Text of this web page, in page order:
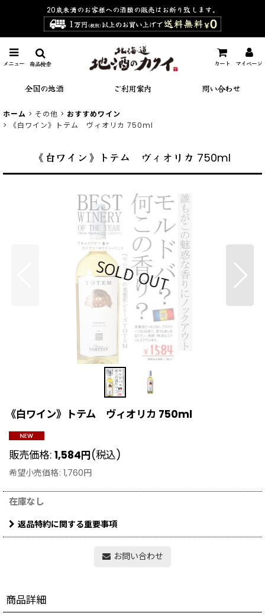
20歳未満のお客様への酒類の販売は お断り致します。
メニュー カート マイページ
全国の地酒 ご利用案内 問い合わせ
商品検索
ホーム > その他 > おすすめワイン
>
《白ワイン》トテム ヴィオリカ 750ml
《白ワイン》トテム ヴィオリカ 750ml
《白ワイン》トテム ヴィオリカ 750ml
販売価格: 1,584円(税込)
希望小売価格: 1,760円
在庫なし
返品特約に関する重要事項
お問い合わせ
商品詳細